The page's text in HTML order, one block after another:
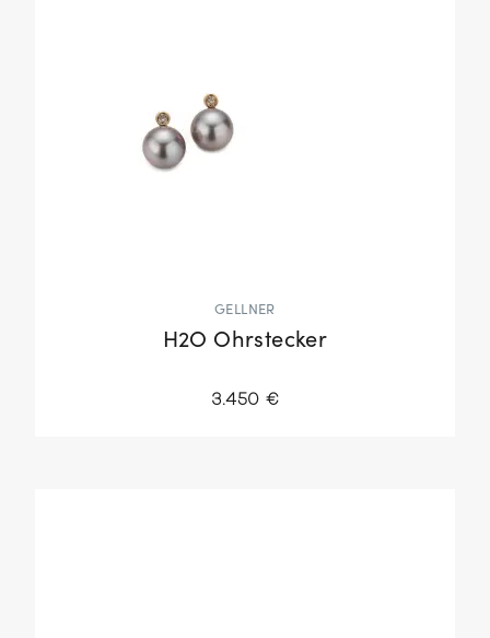
GELLNER
H2O Ohrstecker
3.450 €